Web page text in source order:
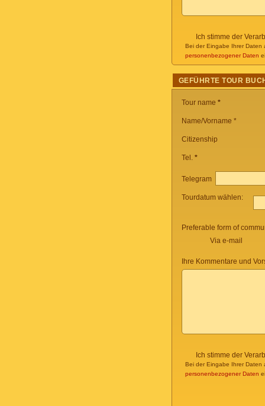
Ich stimme der
Bei der Eingabe Ihrer Daten
personenbezogener Daten
GEFÜHRTE TOUR
Tour name *
Name/Vorname *
Citizenship
Tel. *
Telegram
Tourdatum wählen:
Preferable form of
Via e-mail
Ihre Kommentare und
Ich stimme der
Bei der Eingabe Ihrer Daten
personenbezogener Daten